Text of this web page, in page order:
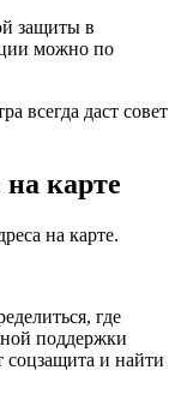
защиты в
можно по
всегда даст совет
карте
на карте.
где
поддержки
соцзащита и найти